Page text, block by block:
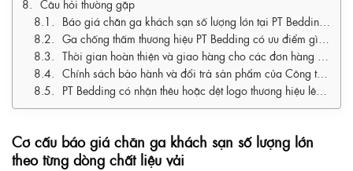
Câu hỏi thường gặp
Báo giá chăn ga khách sạn số lượng lớn tại PT Bedding năm 2026 là bao nhiêu?
Ga chống thấm thương hiệu PT Bedding có ưu điểm gì nổi bật cho nhà nghỉ, khách sạn?
Thời gian hoàn thiện và giao hàng cho các đơn hàng số lượng lớn là bao lâu?
Chính sách bảo hành và đổi trả sản phẩm của Công ty TNHH PT Bedding Việt Nam như thế nào?
PT Bedding có nhận thêu hoặc dệt logo thương hiệu lên chăn ga khách sạn không?
Cơ cấu báo giá chăn ga khách sạn số lượng lớn
theo từng dòng chất liệu vải